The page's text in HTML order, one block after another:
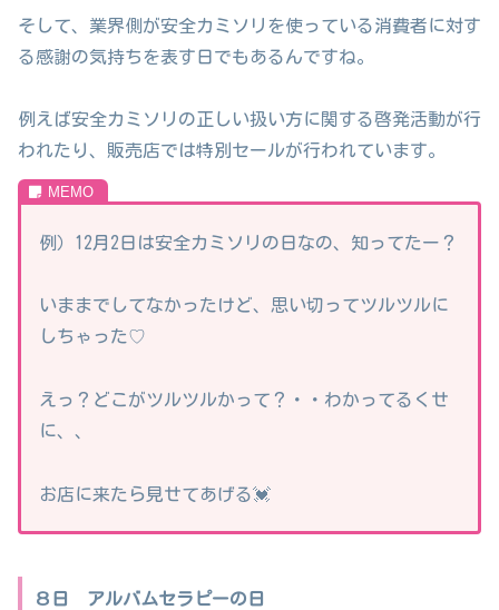
そして、業界側が安全カミソリを使っている消費者に対す
る感謝の気持ちを表す日でもあるんですね。
例えば安全カミソリの正しい扱い方に関する啓発活動が行
われたり、販売店では特別セールが行われています。
例）12月2日は安全カミソリの日なの、知ってたー？
いままでしてなかったけど、思い切ってツルツルに
しちゃった♡
えっ？どこがツルツルかって？・・わかってるくせ
に、、
お店に来たら見せてあげる💓
８日 アルバムセラピーの日